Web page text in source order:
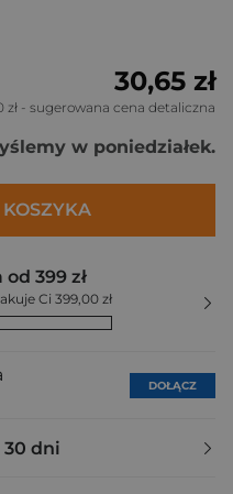
30,65 zł
zł - sugerowana cena detaliczna
w poniedziałek.
399 zł
Ci 399,00 zł
DOŁĄCZ
30 dni